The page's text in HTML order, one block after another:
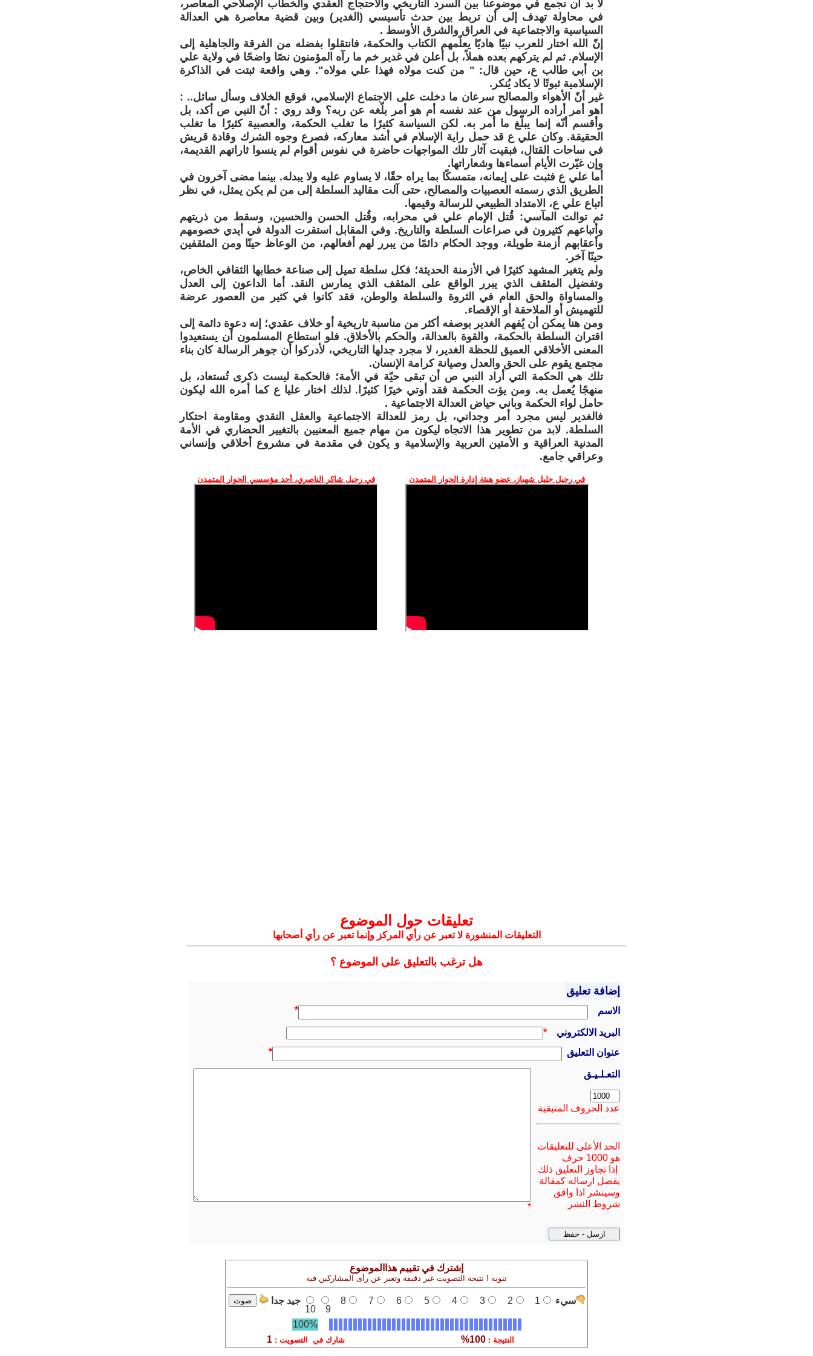
لا بد أن نجمع في موضوعنا بين السرد التاريخي والاحتجاج العقدي والخطاب الإصلاحي المعاصر،
في محاولة تهدف إلى أن تربط بين حدث تأسيسي (الغدير) وبين قضية معاصرة هي العدالة
السياسية والاجتماعية في العراق والشرق الأوسط .
إنّ الله اختار للعرب نبيًا هاديًا يعلّمهم الكتاب والحكمة، فانتقلوا بفضله من الفرقة والجاهلية إلى
الإسلام. ثم لم يتركهم بعده هملاً، بل أعلن في غدير خم ما رآه المؤمنون نصًا واضحًا في ولاية علي
بن أبي طالب ع، حين قال: " من كنت مولاه فهذا علي مولاه". وهي واقعة ثبتت في الذاكرة
الإسلامية ثبوتًا لا يكاد يُنكر.
غير أنّ الأهواء والمصالح سرعان ما دخلت على الاجتماع الإسلامي، فوقع الخلاف وسأل سائل.. :
أهو أمر أراده الرسول من عند نفسه أم هو أمر بلّغه عن ربه؟ وقد روي : أنّ النبي ص أكد، بل
وأقسم أنّه إنما يبلّغ ما أُمر به. لكن السياسة كثيرًا ما تغلب الحكمة، والعصبية كثيرًا ما تغلب
الحقيقة. وكان علي ع قد حمل راية الإسلام في أشد معاركه، فصرع وجوه الشرك وقادة قريش
في ساحات القتال، فبقيت آثار تلك المواجهات حاضرة في نفوس أقوام لم ينسوا ثاراتهم القديمة،
وإن غيّرت الأيام أسماءها وشعاراتها.
أما علي ع فثبت على إيمانه، متمسكًا بما يراه حقًا، لا يساوم عليه ولا يبدله. بينما مضى آخرون في
الطريق الذي رسمته العصبيات والمصالح، حتى آلت مقاليد السلطة إلى من لم يكن يمثل، في نظر
أتباع علي ع، الامتداد الطبيعي للرسالة وقيمها.
ثم توالت المآسي: قُتل الإمام علي في محرابه، وقُتل الحسن والحسين، وسقط من ذريتهم
وأتباعهم كثيرون في صراعات السلطة والتاريخ. وفي المقابل استقرت الدولة في أيدي خصومهم
وأعقابهم أزمنة طويلة، ووجد الحكام دائمًا من يبرر لهم أفعالهم، من الوعاظ حينًا ومن المثقفين
حينًا آخر.
ولم يتغير المشهد كثيرًا في الأزمنة الحديثة؛ فكل سلطة تميل إلى صناعة خطابها الثقافي الخاص،
وتفضيل المثقف الذي يبرر الواقع على المثقف الذي يمارس النقد. أما الداعون إلى العدل
والمساواة والحق العام في الثروة والسلطة والوطن، فقد كانوا في كثير من العصور عرضة
للتهميش أو الملاحقة أو الإقصاء.
ومن هنا يمكن أن يُفهم الغدير بوصفه أكثر من مناسبة تاريخية أو خلاف عقدي؛ إنه دعوة دائمة إلى
اقتران السلطة بالحكمة، والقوة بالعدالة، والحكم بالأخلاق. فلو استطاع المسلمون أن يستعيدوا
المعنى الأخلاقي العميق للحظة الغدير، لا مجرد جدلها التاريخي، لأدركوا أن جوهر الرسالة كان بناء
مجتمع يقوم على الحق والعدل وصيانة كرامة الإنسان.
تلك هي الحكمة التي أراد النبي ص أن تبقى حيّة في الأمة؛ فالحكمة ليست ذكرى تُستعاد، بل
منهجًا يُعمل به. ومن يؤت الحكمة فقد أوتي خيرًا كثيرًا. لذلك اختار عليا ع كما أمره الله ليكون
حامل لواء الحكمة وباني حياض العدالة الاجتماعية .
فالغدير ليس مجرد أمر وجداني، بل رمز للعدالة الاجتماعية والعقل النقدي ومقاومة احتكار
السلطة. لابد من تطوير هذا الاتجاه ليكون من مهام جميع المعنيين بالتغيير الحضاري في الأمة
المدنية العراقية و الأمتين العربية والإسلامية و يكون في مقدمة في مشروع أخلاقي وإنساني
وعراقي جامع.
في رحيل جليل شهباز، عضو هيئة إدارة الحوار المتمدن في رحيل شاكر الناصري، أحد مؤسسي الحوار المتمدن
تعليقات حول الموضوع
التعليقات المنشورة لا تعبر عن رأي المركز وإنما تعبر عن رأي أصحابها
هل ترغب بالتعليق على الموضوع ؟
إضافة تعليق
الاسم *
البريد الالكتروني
*
عنوان التعليق
*
التعـلـيـق
عدد الحروف المتبقية
الحد الأعلى للتعليقات
هو 1000 حرف
إذا تجاوز التعليق ذلك
يفضل ارساله كمقالة
وسينشر اذا وافق
شروط النشر
*
إشترك في تقييم هذاالموضوع
تنويه ! نتيجة التصويت غير دقيقة وتعبر عن رأى المشاركين فيه
سيء 1
2
3
4
5
6
7
8
9
10
جيد جدا
100%
النتيجة :100% شارك في التصويت : 1